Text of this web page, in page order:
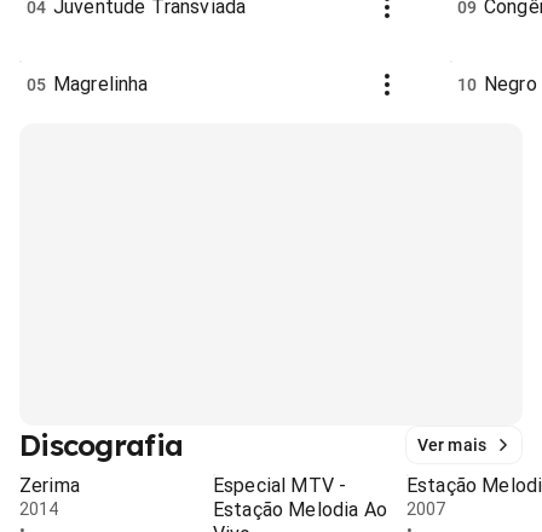
04 Juventude Transviada
05 Magrelinha
09
10 Negro
Discografia Ver mais
Zerima
2014
Especial MTV -
Estação Melodia Ao
Estação
2007